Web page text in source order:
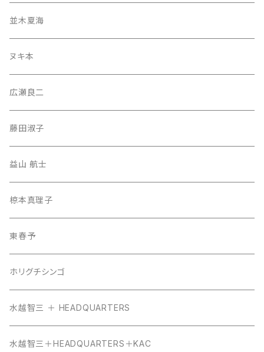
並木夏海
ヌキ本
広瀬良二
藤田淑子
益山 航士
椋本真理子
東春予
ホリグチシンゴ
水越智三 ＋ HEADQUARTERS
水越智三＋HEADQUARTERS＋KAC